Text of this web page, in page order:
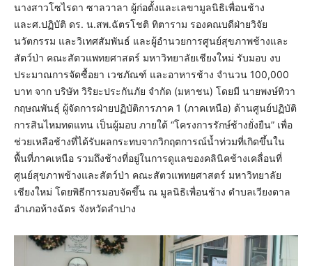
นางสาวโซไรดา ซาลวาลา ผู้ก่อตั้งและเลขามูลนิธิเพื่อนช้าง
และศ.ปฏิบัติ ดร. น.สพ.ฉัตรโชติ ทิตาราม รองคณบดีฝ่ายวิจัย
นวัตกรรม และวิเทศสัมพันธ์ และผู้อำนวยการศูนย์สุขภาพช้างและ
สัตว์ป่า คณะสัตวแพทยศาสตร์ มหาวิทยาลัยเชียงใหม่ รับมอบ งบ
ประมาณการจัดซื้อยา เวชภัณฑ์ และอาหารช้าง จำนวน 100,000
บาท จาก บริษัท วิริยะประกันภัย จำกัด (มหาชน) โดยมี นายพงษ์ทิวา
กฤษณพันธุ์ ผู้จัดการฝ่ายปฏิบัติการภาค 1 (ภาคเหนือ) ด้านศูนย์ปฏิบัติ
การสินไหมทดแทน เป็นผู้มอบ ภายใต้ “โครงการรักษ์ช้างยั่งยืน” เพื่อ
ช่วยเหลือช้างที่ได้รับผลกระทบจากวิกฤตการณ์น้ำท่วมที่เกิดขึ้นใน
พื้นที่ภาคเหนือ รวมถึงช้างที่อยู่ในการดูแลของคลินิคช้างเคลื่อนที่
ศูนย์สุขภาพช้างและสัตว์ป่า คณะสัตวแพทยศาสตร์ มหาวิทยาลัย
เชียงใหม่ โดยพิธีการมอบจัดขึ้น ณ มูลนิธิเพื่อนช้าง ตำบลเวียงตาล
อำเภอห้างฉัตร จังหวัดลำปาง